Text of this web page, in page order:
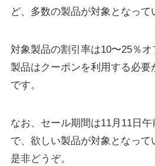
ど、多数の製品が対象となって
対象製品の割引率は10〜25％
製品はクーポンを利用する必要
です。
なお、セール期間は11月11日
で、欲しい製品が対象となって
是非どうぞ。